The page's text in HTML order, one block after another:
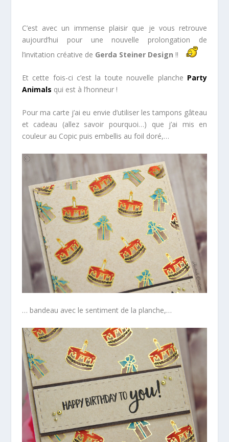
C’est avec un immense plaisir que je vous retrouve
aujourd’hui pour une nouvelle prolongation de
l’invitation créative de Gerda Steiner Design !!
Et cette fois-ci c’est la toute nouvelle planche Party
Animals qui est à l’honneur !
Pour ma carte j’ai eu envie d’utiliser les tampons gâteau
et cadeau (allez savoir pourquoi…) que j’ai mis en
couleur au Copic puis embellis au foil doré,…
… bandeau avec le sentiment de la planche,…